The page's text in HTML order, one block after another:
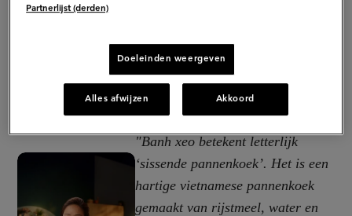
"Banh xeo betekent letterlijk
‘sissende pannenkoek’. Het is een
hartige vietnamese pannenkoek
gemaakt van rijstmeel, water en
Partnerlijst (derden)
Doeleinden weergeven
Alles afwijzen Akkoord